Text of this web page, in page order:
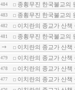
484 종횡무진 한국불교의
483 종횡무진 한국불교의
482 이치란의 종교가 산책
481
종횡무진 한국불교의
이치란의 종교가 산
479 이치란의 종교가 산
478 이치란의 종교가 산
477 이치란의 종교가 산